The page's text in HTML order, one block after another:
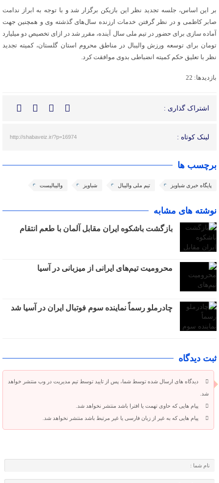
بر این اساس، جلسه تجدید نظر این بازیکن برگزار شد و با توجه به ابراز ندامت
صابر کاظمی و در نظر گرفتن خدمات ارزنده سال‌های گذشته وی‌ و همچنین جهت
آماده سازی برای حضور در تیم ملی سال‌ آینده، مقرر شد در ازای تخصیص دو میلیارد
تومان برای توسعه ورزش والیبال در مناطق محروم استان گلستان، کمیته تجدید
نظر با تعلیق حکم کمیته انضباطی بدوی موافقت کرد.
بازدیدها: 22
اشتراک گذاری :
لینک کوتاه : http://shabaveiz.ir/?p=16974
برچسب ها
پایگاه خبری شباویز تیم ملی والیبال شباویز والیبالیست
نوشته های مشابه
بازگشت باشکوه ایران مقابل آلمان با طعم انتقام
محرومیت تیم‌های ایرانی از میزبانی در آسیا
چادرملو رسماً نماینده سوم فوتبال ایران در آسیا شد
ثبت دیدگاه
دیدگاه های ارسال شده توسط شما، پس از تایید توسط تیم مدیریت در وب منتشر خواهد
شد.
پیام هایی که حاوی تهمت یا افترا باشد منتشر نخواهد شد.
پیام هایی که به غیر از زبان فارسی یا غیر مرتبط باشد منتشر نخواهد شد.